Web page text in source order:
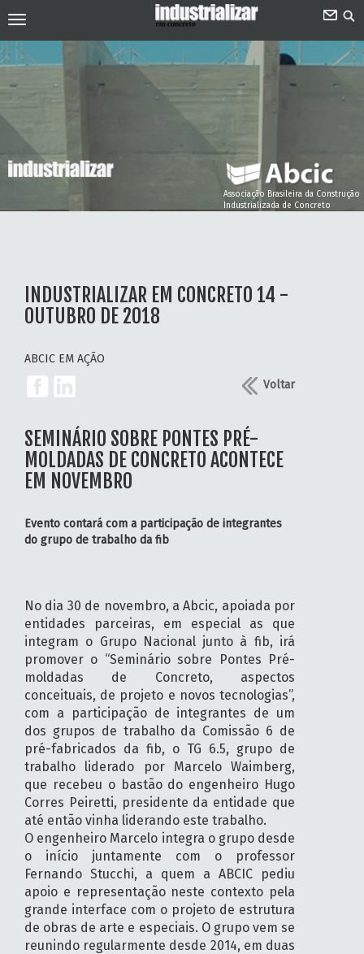
Associação Brasileira da Construção
Industrializada de Concreto
INDUSTRIALIZAR EM CONCRETO 14 -
OUTUBRO DE 2018
ABCIC EM AÇÃO
Voltar
SEMINÁRIO SOBRE PONTES PRÉ-
MOLDADAS DE CONCRETO ACONTECE
EM NOVEMBRO
Evento contará com a participação de integrantes
do grupo de trabalho da fib
No dia 30 de novembro, a Abcic, apoiada por
entidades parceiras, em especial as que
integram o Grupo Nacional junto à fib, irá
promover o “Seminário sobre Pontes Pré-
moldadas de Concreto, aspectos
conceituais, de projeto e novos tecnologias”,
com a participação de integrantes de um
dos grupos de trabalho da Comissão 6 de
pré-fabricados da fib, o TG 6.5, grupo de
trabalho liderado por Marcelo Waimberg,
que recebeu o bastão do engenheiro Hugo
Corres Peiretti, presidente da entidade que
até então vinha liderando este trabalho.
O engenheiro Marcelo integra o grupo desde
o início juntamente com o professor
Fernando Stucchi, a quem a ABCIC pediu
apoio e representação neste contexto pela
grande interface com o projeto de estrutura
de obras de arte e especiais. O grupo vem se
reunindo regularmente desde 2014, em duas